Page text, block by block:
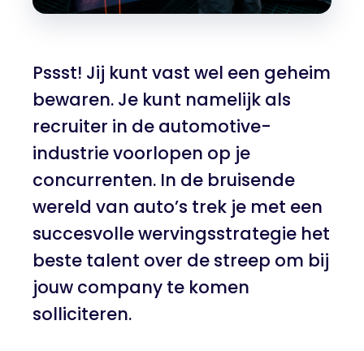
Pssst! Jij kunt vast wel een geheim
bewaren. Je kunt namelijk als
recruiter in de automotive-
industrie voorlopen op je
concurrenten. In de bruisende
wereld van auto’s trek je met een
succesvolle wervingsstrategie het
beste talent over de streep om bij
jouw company te komen
solliciteren.